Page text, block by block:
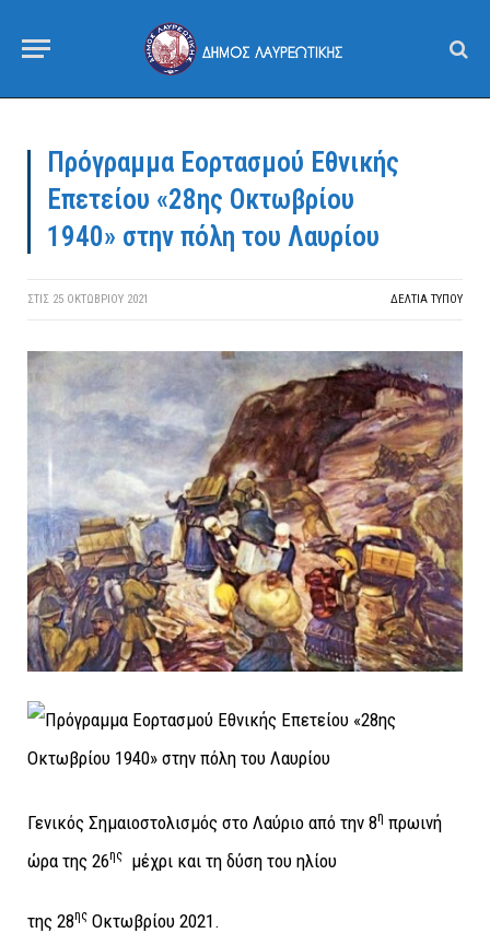
Πρόγραμμα Εορτασμού Εθνικής
Επετείου «28ης Οκτωβρίου
1940» στην πόλη του Λαυρίου
ΣΤΙΣ 25 ΟΚΤΩΒΡΊΟΥ 2021 ΔΕΛΤΙΑ ΤΥΠΟΥ
Γενικός Σημαιοστολισμός στο Λαύριο από την 8η πρωινή
ώρα της 26ης μέχρι και τη δύση του ηλίου
της 28ης Οκτωβρίου 2021.